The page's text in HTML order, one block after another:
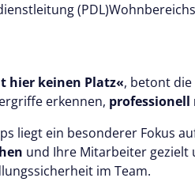
(PDL)
hier keinen Platz«, betont
erkennen, professionell
liegt ein besonderer Fokus
und Ihre Mitarbeiter gezielt
im Team.